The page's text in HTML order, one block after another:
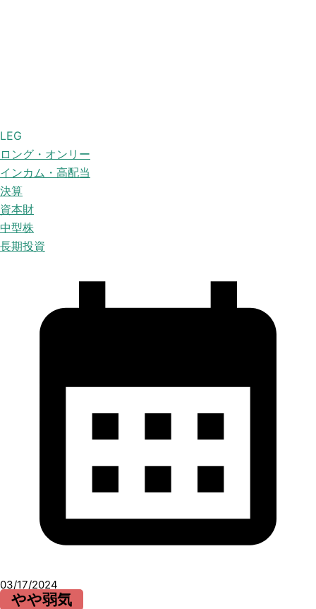
LEG
ロング・オンリー
インカム・高配当
決算
資本財
中型株
長期投資
03/17/2024
やや弱気